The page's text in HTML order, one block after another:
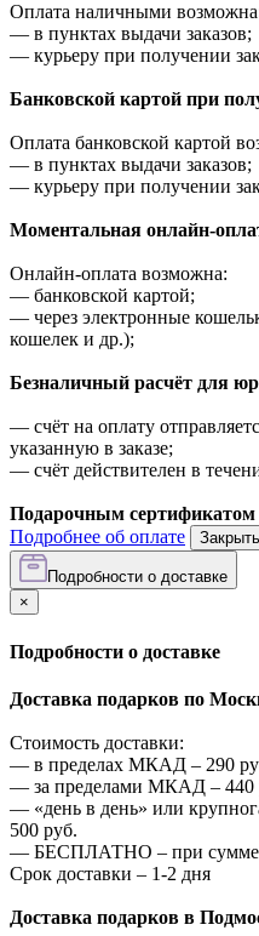
Оплата наличными
— в пунктах выдачи заказов;
— курьеру при получении
Банковской картой при
Оплата банковской картой
— в пунктах выдачи заказов;
— курьеру при получении
Моментальная онлайн-
Онлайн-оплата возможна:
— банковской картой;
— через электронные
кошелек и др.);
Безналичный расчёт для
— счёт на оплату
указанную в заказе;
— счёт действителен в
Подарочным сертификатом
Подробнее об оплате
Закрыть
Подробности о доставке
×
Подробности о доставке
Доставка подарков по
Стоимость доставки:
— в пределах МКАД – 290
— за пределами МКАД – 440
— «день в день» или
500 руб.
— БЕСПЛАТНО – при сумме
Срок доставки – 1-2 дня
Доставка подарков в